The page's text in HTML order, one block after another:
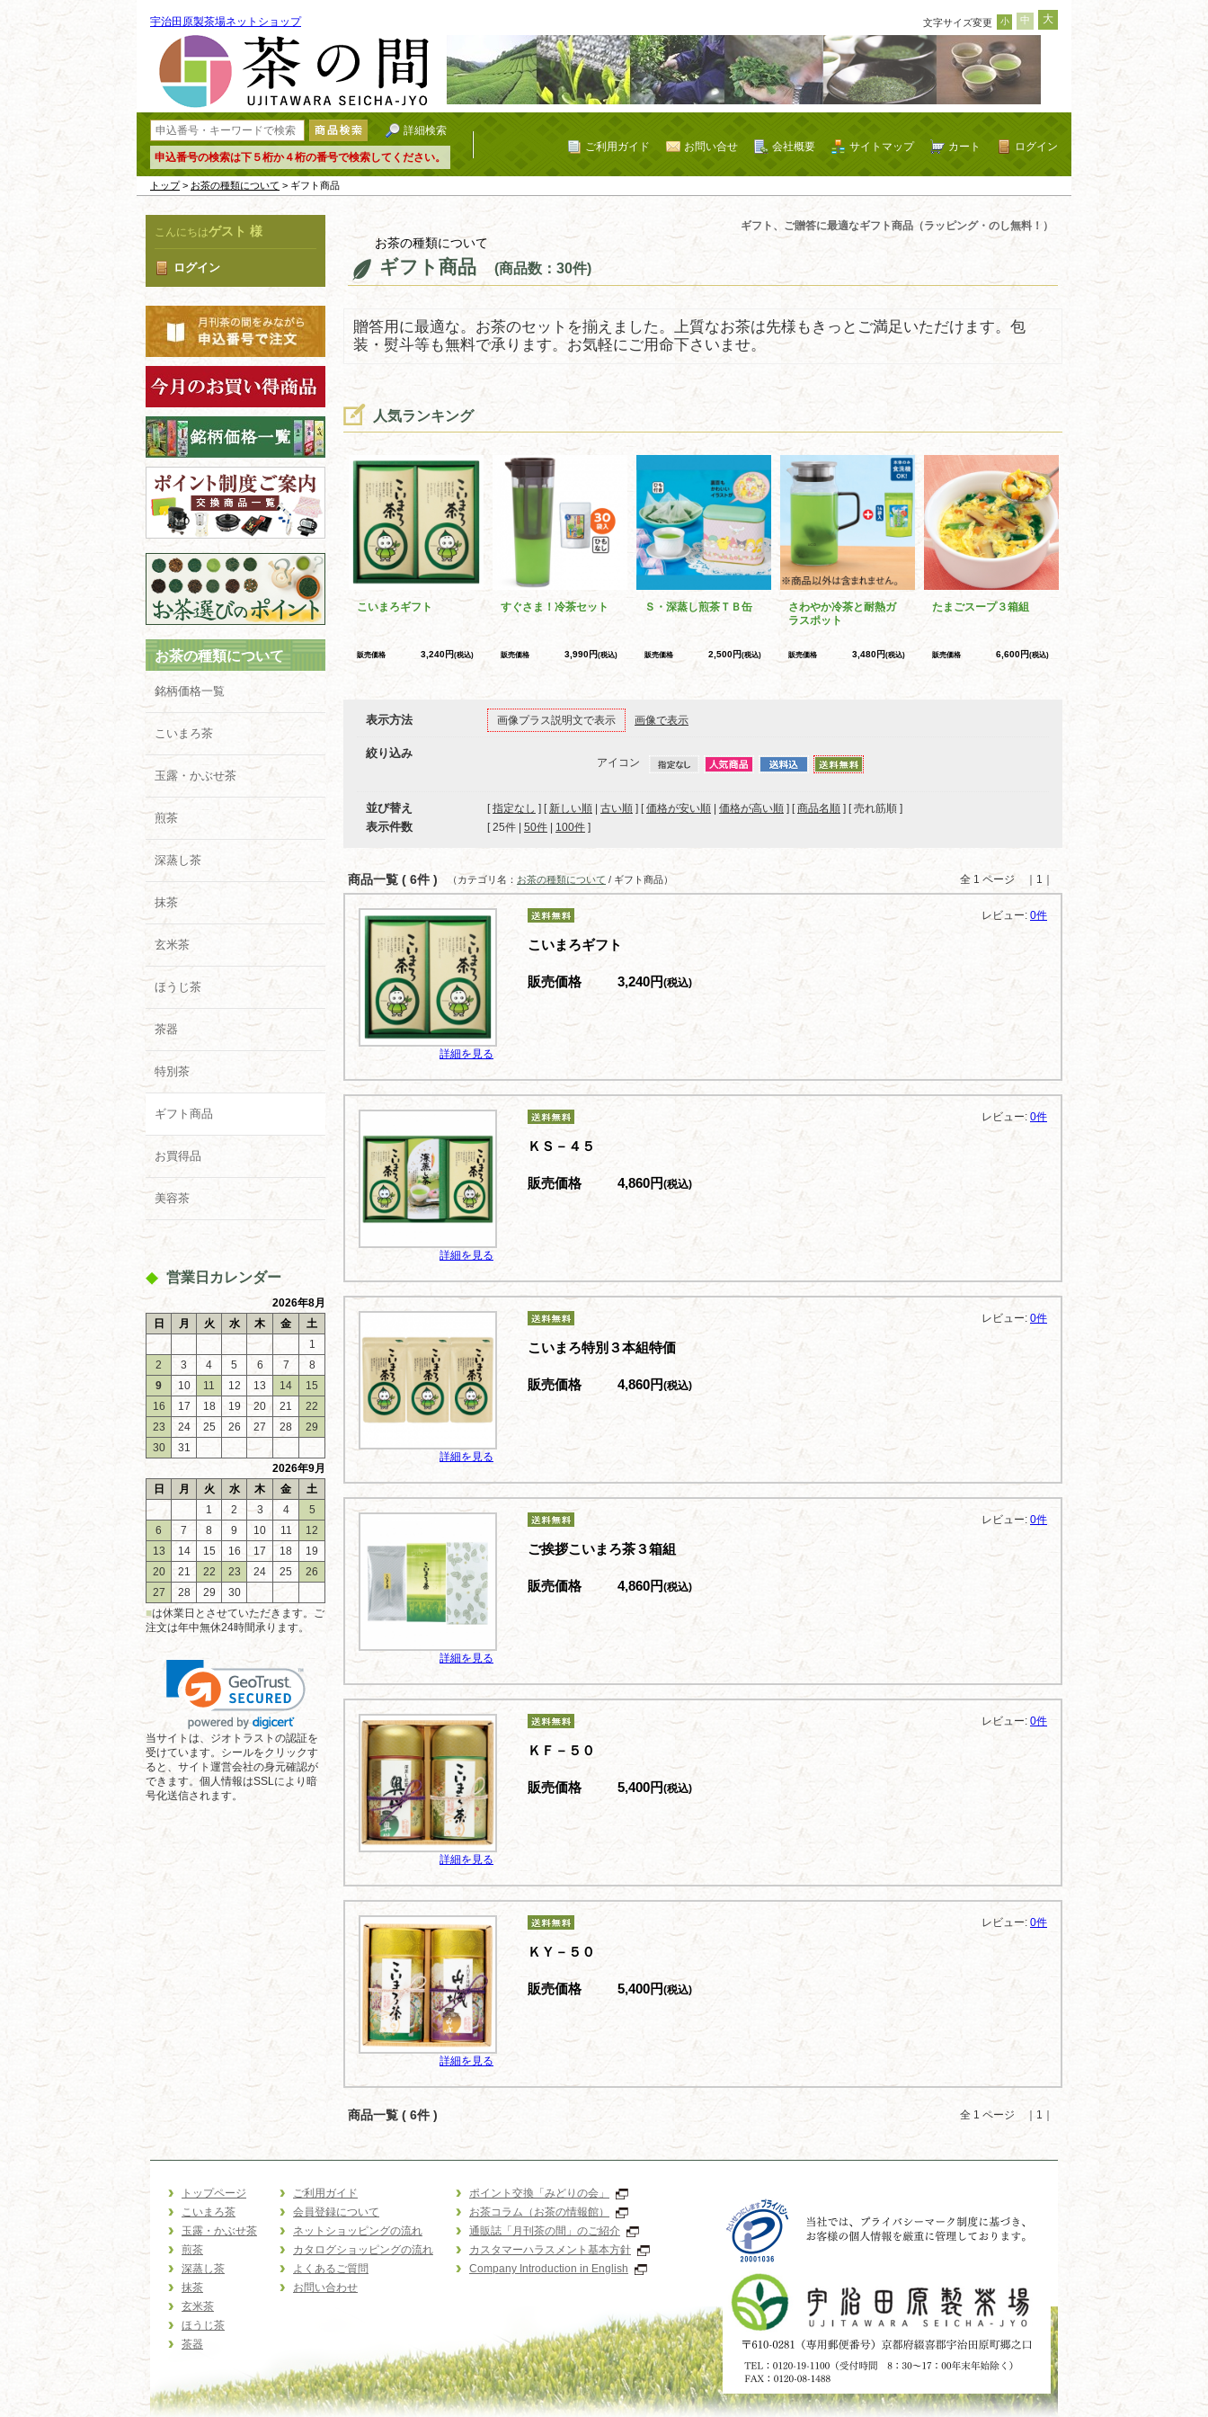
宇治田原製茶場ネットショップ 文字サイズ変更 小 中 大
詳細検索
申込番号の検索は下５桁か４桁の番号で検索してください。
ログイン
カート
サイトマップ
会社概要
お問い合せ
ご利用ガイド
トップ> お茶の種類について > ギフト商品
こんにちはゲスト 様
ログイン
お茶の種類について
銘柄価格一覧
こいまろ茶
玉露・かぶせ茶
煎茶
深蒸し茶
抹茶
玄米茶
ほうじ茶
茶器
特別茶
ギフト商品
お買得品
美容茶
営業日カレンダー
2026年8月
日
月 火 水 木 金
土
1
2
3 4 5 6 7
8
9
10 11 12 13 14
15
16
17 18 19 20 21
22
23
24 25 26 27 28
29
30
31
2026年9月
日
月 火 水 木 金
土
1
2 3 4
5
6
7 8 9 10 11
12
13
14 15 16 17 18
19
20
21 22 23 24 25
26
27
28 29
30
■は休業日とさせていただきます。ご
注文は年中無休24時間承ります。
当サイトは、ジオトラストの認証を
受けています。シールをクリックす
ると、サイト運営会社の身元確認が
できます。個人情報はSSLにより暗
号化送信されます。
ギフト、ご贈答に最適なギフト商品（ラッピング・のし無料！）
お茶の種類について
ギフト商品 (商品数：30件)
贈答用に最適な。お茶のセットを揃えました。上質なお茶は先様もきっとご満足いただけます。包
装・熨斗等も無料で承ります。お気軽にご用命下さいませ。
人気ランキング
こいまろギフト
販売価格 3,240円(税込)
すぐさま！冷茶セット
販売価格 3,990円(税込)
Ｓ・深蒸し煎茶ＴＢ缶
販売価格 2,500円(税込)
さわやか冷茶と耐熱ガ
ラスポット
販売価格 3,480円(税込)
たまごスープ３箱組
販売価格 6,600円(税込)
表示方法 画像プラス説明文で表示 画像で表示
絞り込み
アイコン
並び替え [指定なし ] [ 新しい順 古い順 ] [価格が安い順 価格が高い順 ] [商品名順 ] [ 売れ筋順 ]
表示件数 [ 25件 50件 100件 ]
商品一覧 ( 6件 ) 全 1 ページ ｜1｜
（カテゴリ名： お茶の種類について / ギフト商品）
詳細を見る
レビュー: 0件
こいまろギフト
販売価格 3,240円(税込)
詳細を見る
レビュー: 0件
ＫＳ－４５
販売価格 4,860円(税込)
詳細を見る
レビュー: 0件
こいまろ特別３本組特価
販売価格 4,860円(税込)
詳細を見る
レビュー: 0件
ご挨拶こいまろ茶３箱組
販売価格 4,860円(税込)
詳細を見る
レビュー: 0件
ＫＦ－５０
販売価格 5,400円(税込)
詳細を見る
レビュー: 0件
ＫＹ－５０
販売価格 5,400円(税込)
商品一覧 ( 6件 ) 全 1 ページ ｜1｜
トップページ
こいまろ茶
玉露・かぶせ茶
煎茶
深蒸し茶
抹茶
玄米茶
ほうじ茶
茶器
ご利用ガイド
会員登録について
ネットショッピングの流れ
カタログショッピングの流れ
よくあるご質問
お問い合わせ
ポイント交換「みどりの会」
お茶コラム（お茶の情報館）
通販誌「月刊茶の間」のご紹介
カスタマーハラスメント基本方針
Company Introduction in English